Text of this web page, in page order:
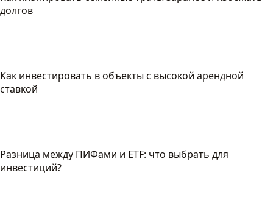
долгов
Как инвестировать в объекты с высокой арендной
ставкой
Разница между ПИФами и ETF: что выбрать для
инвестиций?